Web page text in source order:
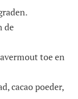
de
toe en
cacao poeder,